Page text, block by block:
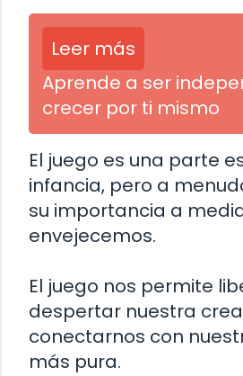
Leer más
Aprende a ser
crecer por ti mismo
El juego es una parte
infancia, pero a
su importancia a
envejecemos.
El juego nos permite
despertar nuestra
conectarnos con
más pura.